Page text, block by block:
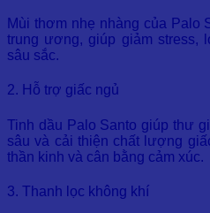
Mùi thơm nhẹ nhàng của Palo
trung ương, giúp giảm stress,
sâu sắc.
2. Hỗ trợ giấc ngủ
Tinh dầu Palo Santo giúp thư
sâu và cải thiện chất lượng
thần kinh và cân bằng cảm xúc.
3. Thanh lọc không khí